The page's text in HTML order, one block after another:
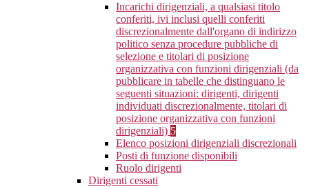
Incarichi dirigenziali, a qualsiasi titolo
conferiti, ivi inclusi quelli conferiti
discrezionalmente dall'organo di indirizzo
politico senza procedure pubbliche di
selezione e titolari di posizione
organizzativa con funzioni dirigenziali (da
pubblicare in tabelle che distinguano le
seguenti situazioni: dirigenti, dirigenti
individuati discrezionalmente, titolari di
posizione organizzativa con funzioni
dirigenziali) 5
Elenco posizioni dirigenziali discrezionali
Posti di funzione disponibili
Ruolo dirigenti
Dirigenti cessati